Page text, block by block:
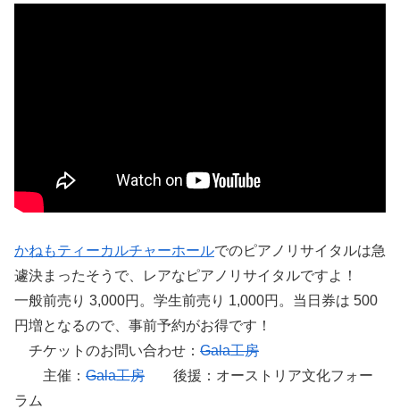
かねもティーカルチャーホールでのピアノリサイタルは急
遽決まったそうで、レアなピアノリサイタルですよ！
一般前売り 3,000円。学生前売り 1,000円。当日券は 500
円増となるので、事前予約がお得です！
チケットのお問い合わせ： Gala工房
主催： Gala工房 後援：オーストリア文化フォー
ラム